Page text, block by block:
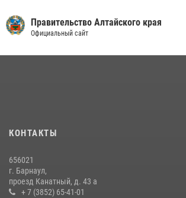
Правительство Алтайского края
Официальный сайт
КОНТАКТЫ
656021
г. Барнаул,
проезд Канатный, д. 43 а
+ 7 (3852) 65-41-01